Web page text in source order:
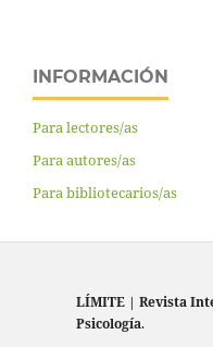
INFORMACIÓN
Para lectores/as
Para autores/as
Para bibliotecarios/as
LÍMITE | Revista
Psicología.